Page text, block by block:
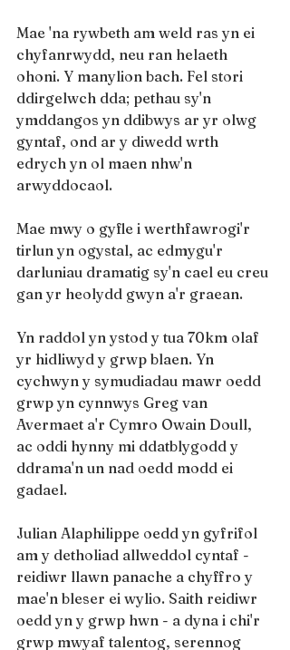
Mae 'na rywbeth am weld ras yn ei
chyfanrwydd, neu ran helaeth
ohoni. Y manylion bach. Fel stori
ddirgelwch dda; pethau sy'n
ymddangos yn ddibwys ar yr olwg
gyntaf, ond ar y diwedd wrth
edrych yn ol maen nhw'n
arwyddocaol.
Mae mwy o gyfle i werthfawrogi'r
tirlun yn ogystal, ac edmygu'r
darluniau dramatig sy'n cael eu creu
gan yr heolydd gwyn a'r graean.
Yn raddol yn ystod y tua 70km olaf
yr hidliwyd y grwp blaen. Yn
cychwyn y symudiadau mawr oedd
grwp yn cynnwys Greg van
Avermaet a'r Cymro Owain Doull,
ac oddi hynny mi ddatblygodd y
ddrama'n un nad oedd modd ei
gadael.
Julian Alaphilippe oedd yn gyfrifol
am y detholiad allweddol cyntaf -
reidiwr llawn panache a chyffro y
mae'n bleser ei wylio. Saith reidiwr
oedd yn y grwp hwn - a dyna i chi'r
grwp mwyaf talentog, serennog